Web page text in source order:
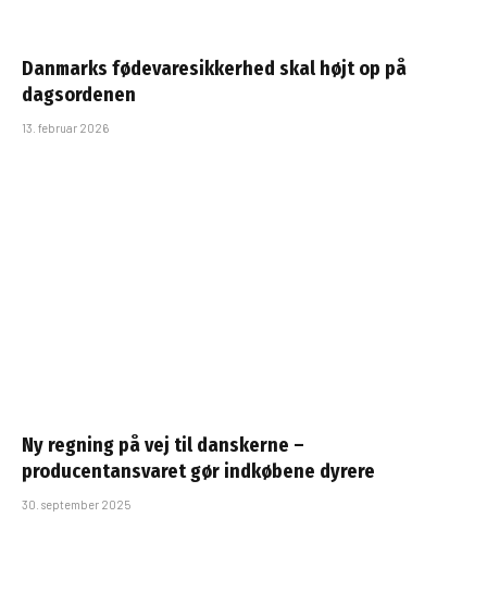
Danmarks fødevaresikkerhed skal højt op på
dagsordenen
13. februar 2026
Ny regning på vej til danskerne –
producentansvaret gør indkøbene dyrere
30. september 2025